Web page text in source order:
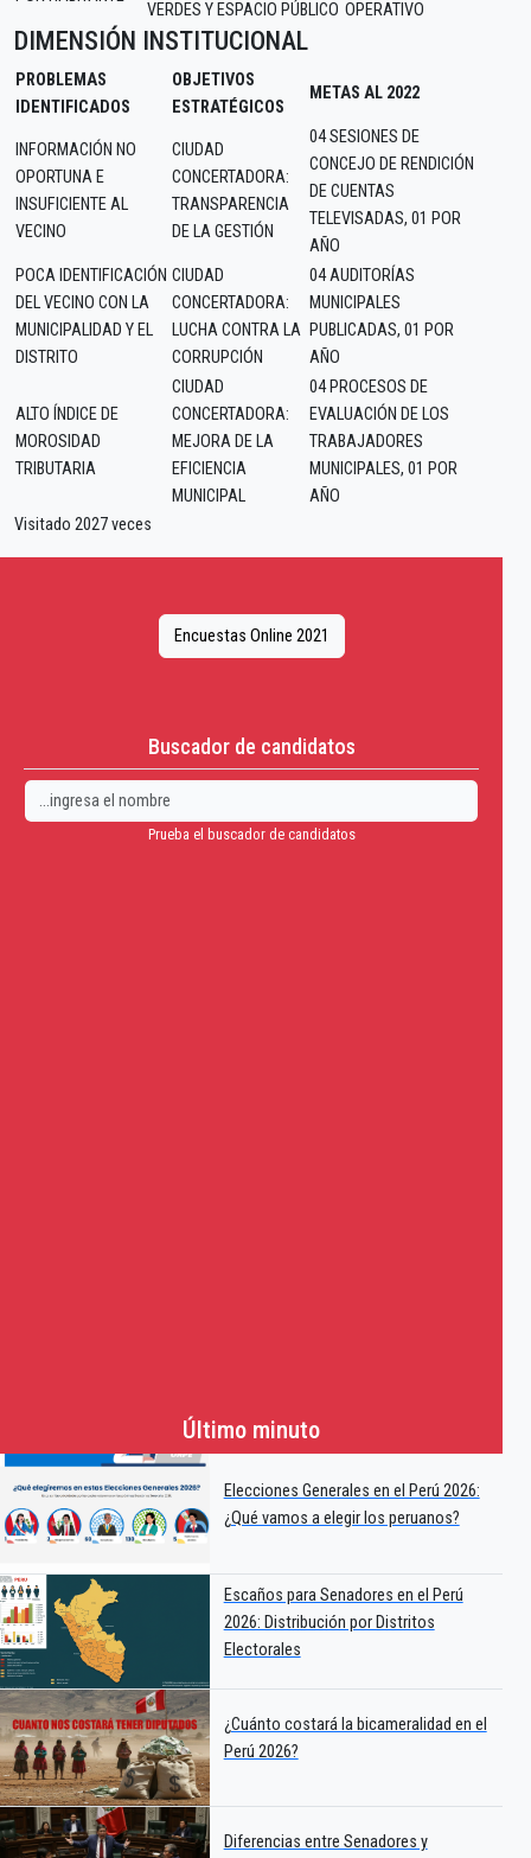
VERDES Y ESPACIO PÚBLICO OPERATIVO
DIMENSIÓN INSTITUCIONAL
PROBLEMAS
IDENTIFICADOS
OBJETIVOS
ESTRATÉGICOS
METAS AL 2022
INFORMACIÓN NO
OPORTUNA E
INSUFICIENTE AL
VECINO
CIUDAD
CONCERTADORA:
TRANSPARENCIA
DE LA GESTIÓN
04 SESIONES DE
CONCEJO DE RENDICIÓN
DE CUENTAS
TELEVISADAS, 01 POR
AÑO
POCA IDENTIFICACIÓN
DEL VECINO CON LA
MUNICIPALIDAD Y EL
DISTRITO
CIUDAD
CONCERTADORA:
LUCHA CONTRA LA
CORRUPCIÓN
04 AUDITORÍAS
MUNICIPALES
PUBLICADAS, 01 POR
AÑO
ALTO ÍNDICE DE
MOROSIDAD
TRIBUTARIA
CIUDAD
CONCERTADORA:
MEJORA DE LA
EFICIENCIA
MUNICIPAL
04 PROCESOS DE
EVALUACIÓN DE LOS
TRABAJADORES
MUNICIPALES, 01 POR
AÑO
Visitado 2027 veces
Encuestas Online 2021
Buscador de candidatos
Prueba el buscador de candidatos
Último minuto
Elecciones Generales en el Perú 2026:
¿Qué vamos a elegir los peruanos?
Escaños para Senadores en el Perú
2026: Distribución por Distritos
Electorales
¿Cuánto costará la bicameralidad en el
Perú 2026?
Diferencias entre Senadores y